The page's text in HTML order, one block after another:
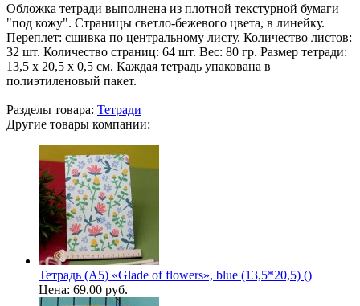
Обложка тетради выполнена из плотной текстурной бумаги
"под кожу". Страницы светло-бежевого цвета, в линейку.
Переплет: сшивка по центральному листу. Количество листов:
32 шт. Количество страниц: 64 шт. Вес: 80 гр. Размер тетради:
13,5 х 20,5 х 0,5 см. Каждая тетрадь упакована в
полиэтиленовый пакет.
Разделы товара: Тетради
Другие товары компании:
Тетрадь (A5) «Glade of flowers», blue (13,5*20,5) ()
Цена: 69.00 руб.